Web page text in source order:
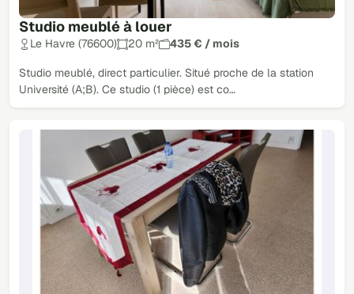
Studio meublé à louer
Le Havre (76600) 20 m² 435 € / mois
Studio meublé, direct particulier. Situé proche de la station
Université (A;B). Ce studio (1 pièce) est co…